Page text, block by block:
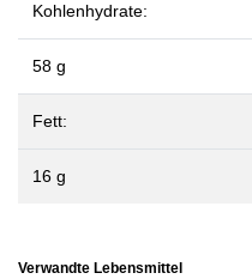
Kohlenhydrate:
58 g
Fett:
16 g
Verwandte Lebensmittel